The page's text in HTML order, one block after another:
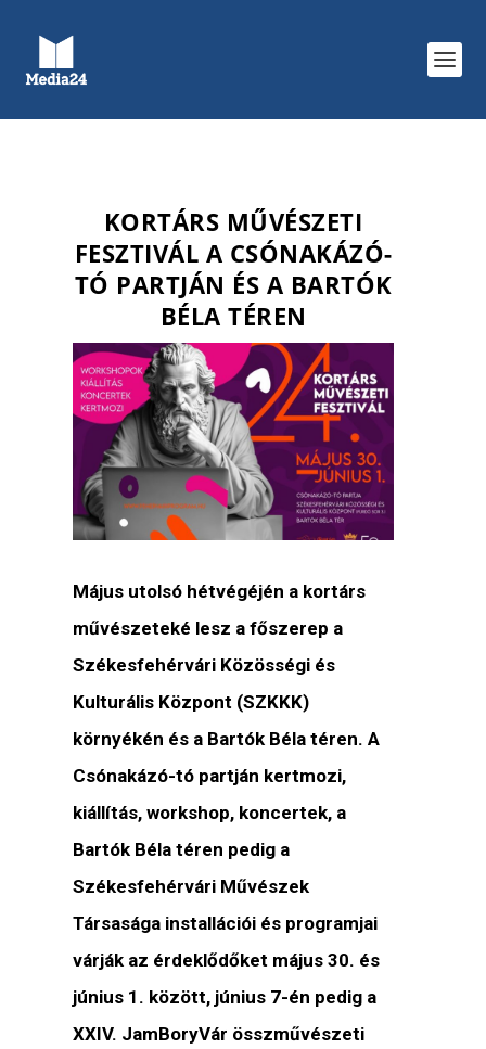
KORTÁRS MŰVÉSZETI
FESZTIVÁL A CSÓNAKÁZÓ-
TÓ PARTJÁN ÉS A BARTÓK
BÉLA TÉREN
Május utolsó hétvégéjén a kortárs
művészeteké lesz a főszerep a
Székesfehérvári Közösségi és
Kulturális Központ (SZKKK)
környékén és a Bartók Béla téren. A
Csónakázó-tó partján kertmozi,
kiállítás, workshop, koncertek, a
Bartók Béla téren pedig a
Székesfehérvári Művészek
Társasága installációi és programjai
várják az érdeklődőket május 30. és
június 1. között, június 7-én pedig a
XXIV. JamBoryVár összművészeti